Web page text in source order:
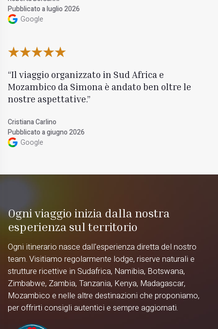
Pubblicato a luglio 2026
Google
Il viaggio organizzato in Sud Africa e
Mozambico da Simona è andato ben oltre le
nostre aspettative.
Cristiana Carlino
Pubblicato a giugno 2026
Google
Ogni viaggio inizia dalla nostra
esperienza sul territorio
Ogni itinerario nasce dall'esperienza diretta del nostro
team. Visitiamo regolarmente lodge, riserve naturali e
strutture ricettive in Sudafrica, Namibia, Botswana,
Zimbabwe, Zambia, Tanzania, Kenya, Madagascar,
Mozambico e nelle altre destinazioni che proponiamo,
per offrirti consigli autentici e sempre aggiornati.